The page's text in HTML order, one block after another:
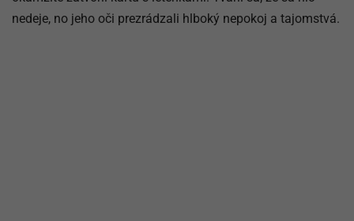
nedeje, no jeho oči prezrádzali hlboký nepokoj a tajomstvá.